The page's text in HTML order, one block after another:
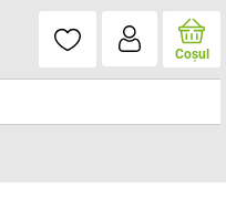
Coşul